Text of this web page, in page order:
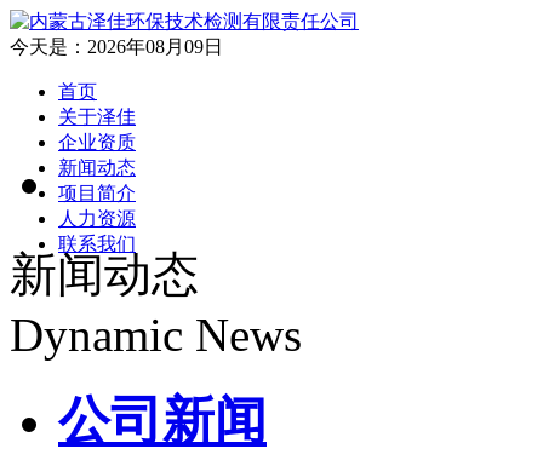
今天是：2026年08月09日
首页
关于泽佳
企业资质
新闻动态
项目简介
人力资源
联系我们
新闻动态
Dynamic News
公司新闻